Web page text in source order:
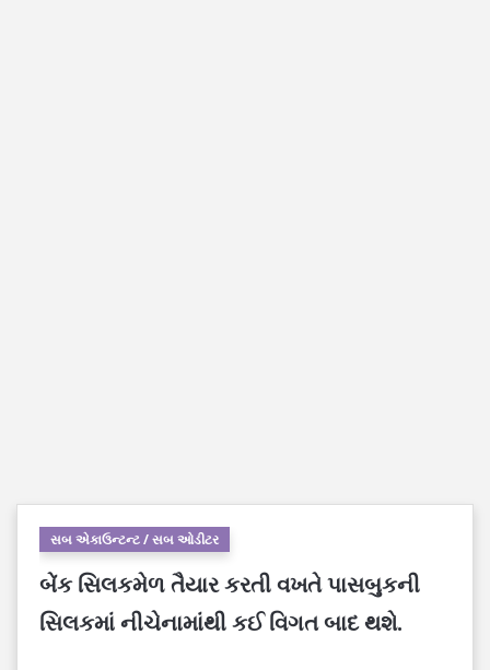
સબ એકાઉન્ટન્ટ / સબ ઓડીટર
બેંક સિલકમેળ તૈયાર કરતી વખતે પાસબુકની
સિલકમાં નીચેનામાંથી કઈ વિગત બાદ થશે.